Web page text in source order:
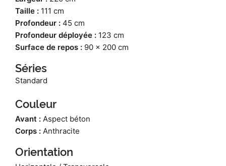
Taille : 111 cm
Profondeur : 45 cm
Profondeur déployée : 123 cm
Surface de repos : 90 x 200 cm
Séries
Standard
Couleur
Avant : Aspect béton
Corps : Anthracite
Orientation